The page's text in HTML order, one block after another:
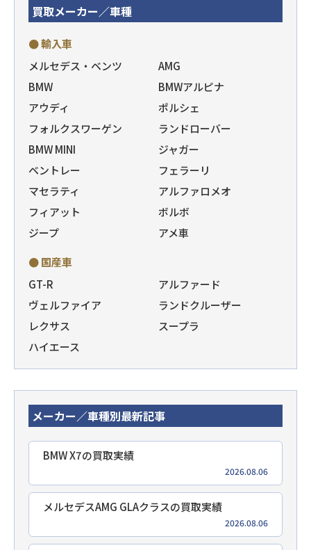
買取メーカー／車種
● 輸入車
メルセデス・ベンツ
AMG
BMW
BMWアルピナ
アウディ
ポルシェ
フォルクスワーゲン
ランドローバー
BMW MINI
ジャガー
ベントレー
フェラーリ
マセラティ
アルファロメオ
フィアット
ボルボ
ジープ
アメ車
● 国産車
GT-R
アルファード
ヴェルファイア
ランドクルーザー
レクサス
スープラ
ハイエース
メーカー／車種別最新記事
BMW X7の買取実績
2026.08.06
メルセデスAMG GLAクラスの買取実績
2026.08.06